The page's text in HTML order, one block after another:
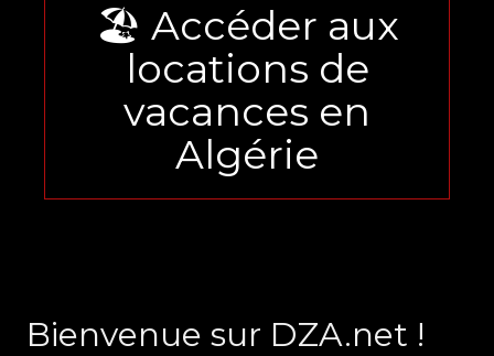
🏖️ Accéder aux
locations de
vacances en
Algérie
Bienvenue sur DZA.net !